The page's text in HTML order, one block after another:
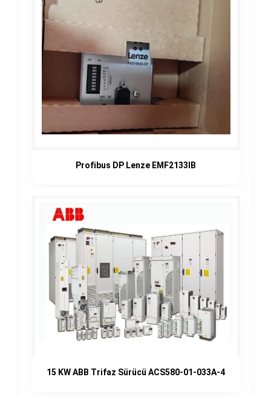
Profibus DP Lenze EMF2133IB
15 KW ABB Trifaz Sürücü ACS580-01-033A-4